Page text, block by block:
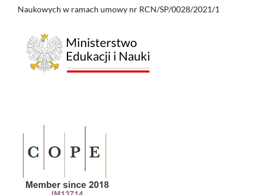
Naukowych w ramach umowy nr RCN/SP/0028/2021/1